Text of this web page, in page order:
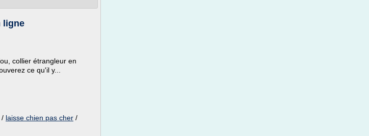
ligne
collier étrangleur en
ce qu'il y...
/ laisse chien pas cher /